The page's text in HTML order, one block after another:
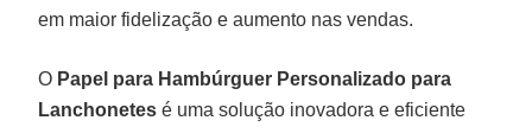
em maior fidelização e aumento nas vendas.
O Papel para Hambúrguer Personalizado para
Lanchonetes é uma solução inovadora e eficiente